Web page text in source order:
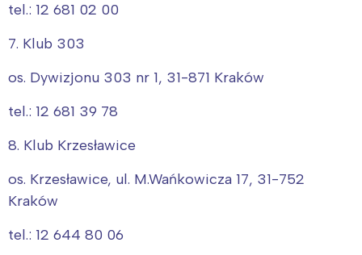
tel.: 12 681 02 00
7. Klub 303
os. Dywizjonu 303 nr 1, 31-871 Kraków
tel.: 12 681 39 78
8. Klub Krzesławice
os. Krzesławice, ul. M.Wańkowicza 17, 31-752
Kraków
tel.: 12 644 80 06
Trójmiasto
Poznań